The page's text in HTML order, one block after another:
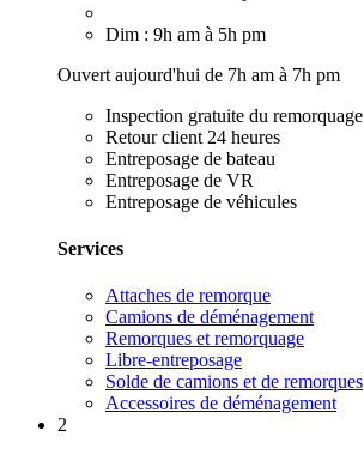
Dim : 9h am à 5h pm
Ouvert aujourd'hui de 7h am à 7h pm
Inspection gratuite du remorquage
Retour client 24 heures
Entreposage de bateau
Entreposage de VR
Entreposage de véhicules
Services
Attaches de remorque
Camions de déménagement
Remorques et remorquage
Libre-entreposage
Solde de camions et de remorques
Accessoires de déménagement
2